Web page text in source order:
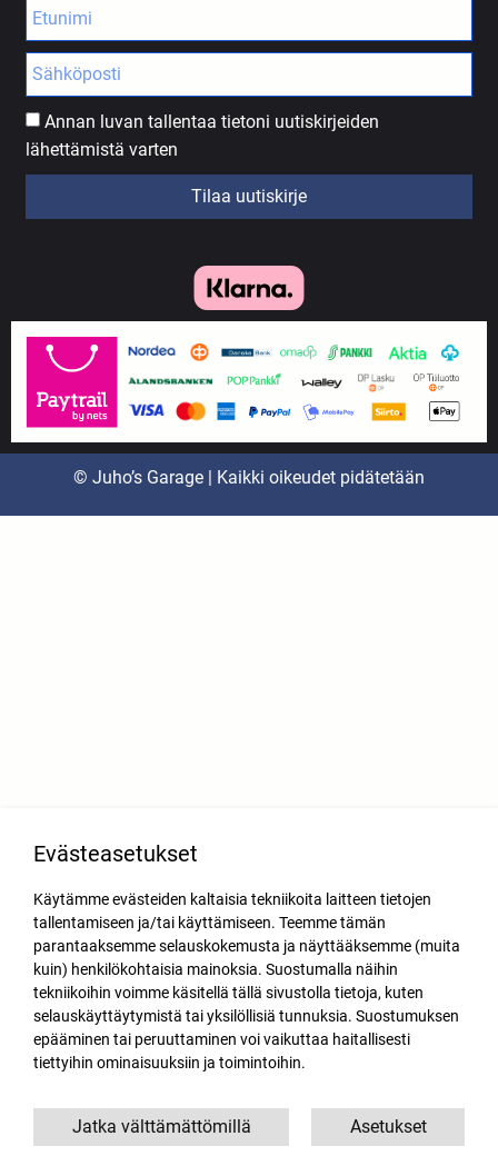
Annan luvan tallentaa tietoni uutiskirjeiden
lähettämistä varten
Tilaa uutiskirje
© Juho’s Garage | Kaikki oikeudet pidätetään
Evästeasetukset
Käytämme evästeiden kaltaisia tekniikoita laitteen tietojen
tallentamiseen ja/tai käyttämiseen. Teemme tämän
parantaaksemme selauskokemusta ja näyttääksemme (muita
kuin) henkilökohtaisia mainoksia. Suostumalla näihin
tekniikoihin voimme käsitellä tällä sivustolla tietoja, kuten
selauskäyttäytymistä tai yksilöllisiä tunnuksia. Suostumuksen
epääminen tai peruuttaminen voi vaikuttaa haitallisesti
tiettyihin ominaisuuksiin ja toimintoihin.
Asetukset
Jatka välttämättömillä